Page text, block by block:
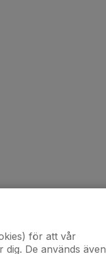
för att vår
De används även